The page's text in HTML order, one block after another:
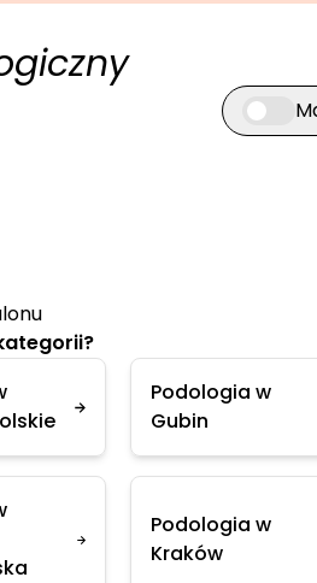
Podologia w
Gubin
Podologia w
Kraków